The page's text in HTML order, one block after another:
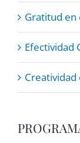
Gratitud en
Efectividad
Creatividad